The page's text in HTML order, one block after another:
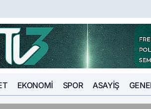
EKONOMI SPOR ASAYIŞ